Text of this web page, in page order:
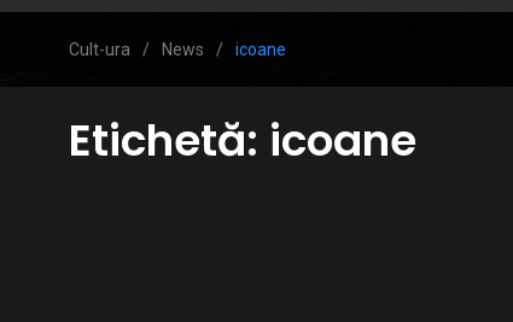
Cult-ura / News / icoane
Etichetă: icoane